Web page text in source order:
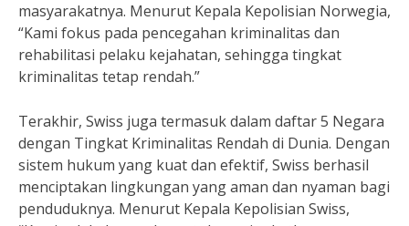
masyarakatnya. Menurut Kepala Kepolisian Norwegia,
“Kami fokus pada pencegahan kriminalitas dan
rehabilitasi pelaku kejahatan, sehingga tingkat
kriminalitas tetap rendah.”
Terakhir, Swiss juga termasuk dalam daftar 5 Negara
dengan Tingkat Kriminalitas Rendah di Dunia. Dengan
sistem hukum yang kuat dan efektif, Swiss berhasil
menciptakan lingkungan yang aman dan nyaman bagi
penduduknya. Menurut Kepala Kepolisian Swiss,